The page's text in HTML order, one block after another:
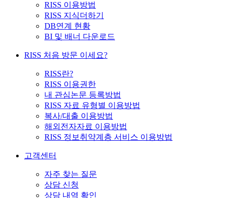
RISS 이용방법
RISS 지식더하기
DB연계 현황
BI 및 배너 다운로드
RISS 처음 방문 이세요?
RISS란?
RISS 이용권한
내 관심논문 등록방법
RISS 자료 유형별 이용방법
복사/대출 이용방법
해외전자자료 이용방법
RISS 정보취약계층 서비스 이용방법
고객센터
자주 찾는 질문
상담 신청
상담 내역 확인